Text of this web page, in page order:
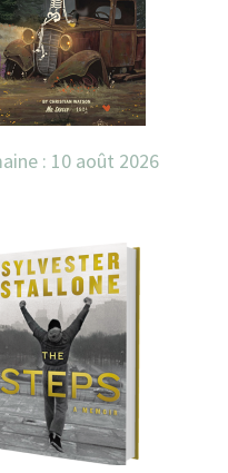
: 10 août 2026